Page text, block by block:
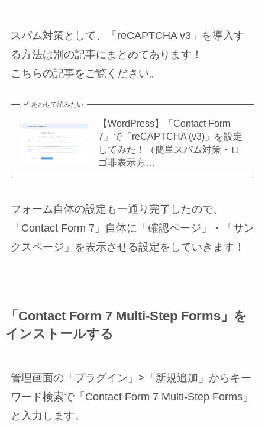
スパム対策として、「reCAPTCHA v3」を導入す
る方法は別の記事にまとめてあります！
こちらの記事をご覧ください。
あわせて読みたい
【WordPress】「Contact Form
7」で「reCAPTCHA (v3)」を設定
してみた！（簡単スパム対策・ロ
ゴ非表示方…
フォーム自体の設定も一通り完了したので、
「Contact Form 7」自体に「確認ページ」・「サン
クスページ」を表示させる設定をしていきます！
「 Contact Form 7 Multi-Step Forms」を
インストールする
管理画面の「プラグイン」>「新規追加」からキー
ワード検索で「Contact Form 7 Multi-Step Forms」
と入力します。